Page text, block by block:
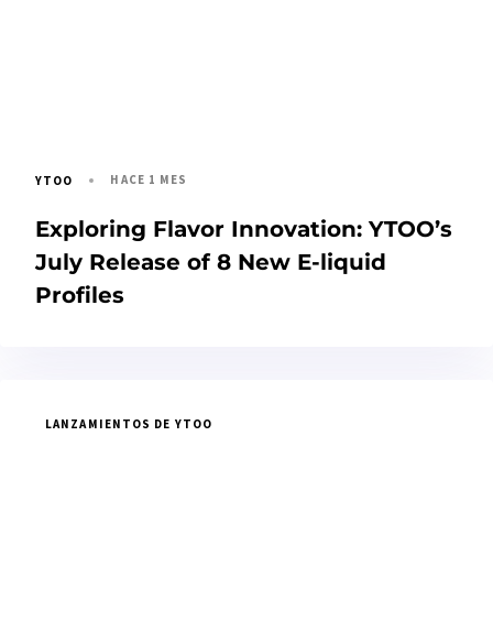
YTOO HACE 1 MES
Exploring Flavor Innovation: YTOO’s
July Release of 8 New E-liquid
Profiles
LANZAMIENTOS DE YTOO